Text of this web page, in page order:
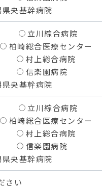
央基幹病院
立川綜合病院
柏崎総合医療センター
村上総合病院
信楽園病院
央基幹病院
立川綜合病院
柏崎総合医療センター
村上総合病院
信楽園病院
央基幹病院
さい